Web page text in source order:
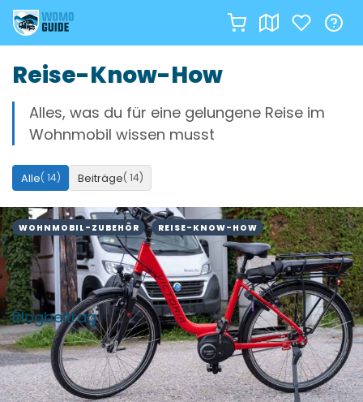
Inhalt
springen
Reise-Know-How
Alles, was du für eine gelungene Reise im
Wohnmobil wissen musst
Alle( 14) Beiträge( 14)
WOHNMOBIL-ZUBEHÖR REISE-KNOW-HOW
Blogbeitrag